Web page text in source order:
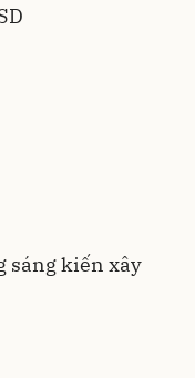
sáng kiến xây